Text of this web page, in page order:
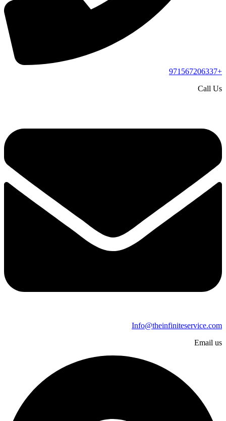
+971567206337
Call Us
Info@theinfiniteservice.com
Email us